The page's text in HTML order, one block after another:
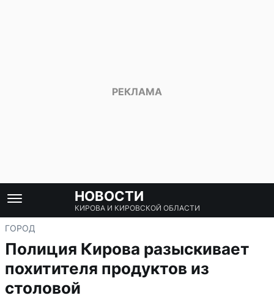
НОВОСТИ
КИРОВА И КИРОВСКОЙ ОБЛАСТИ
ГОРОД
Полиция Кирова разыскивает
похитителя продуктов из
столовой